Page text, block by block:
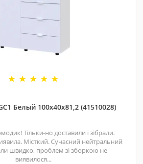
Белый 100х40х81,2 (41510028)
Тільки-но доставили і зібрали.
Місткий. Сучасний нейтральний
швидко, проблем зі зборкою не
виявилося...